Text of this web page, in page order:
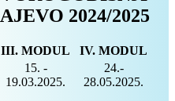
2024/2025
III. MODUL
IV. MODUL
15. -
19.03.2025.
24.-
28.05.2025.